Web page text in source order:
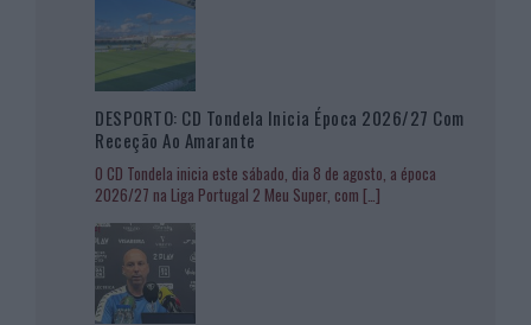
DESPORTO: CD Tondela Inicia Época 2026/27 Com
Receção Ao Amarante
O CD Tondela inicia este sábado, dia 8 de agosto, a época
2026/27 na Liga Portugal 2 Meu Super, com […]